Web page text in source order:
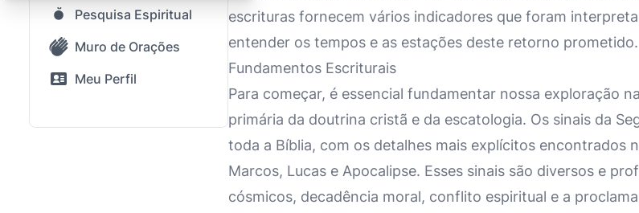
Pesquisa Espiritual
Muro de Orações
Meu Perfil
escrituras fornecem vários indicadores que foram
entender os tempos e as estações deste retorno prometido.
Fundamentos Escriturais
Para começar, é essencial fundamentar nossa exploração
primária da doutrina cristã e da escatologia. Os sinais da
toda a Bíblia, com os detalhes mais explícitos encontrados
Marcos, Lucas e Apocalipse. Esses sinais são diversos e
cósmicos, decadência moral, conflito espiritual e a